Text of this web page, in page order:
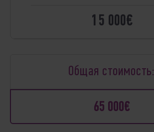
15 000€
Общая стоимость:
65 000€